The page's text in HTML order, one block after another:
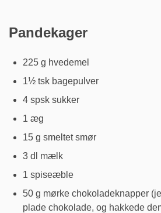
Pandekager
225 g hvedemel
1½ tsk bagepulver
4 spsk sukker
1 æg
15 g smeltet smør
3 dl mælk
1 spiseæble
50 g mørke chokoladeknapper
plade chokolade, og hakkede